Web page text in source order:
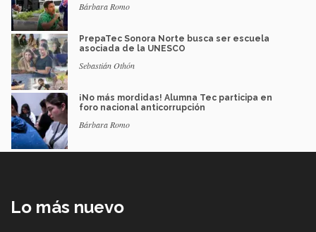
Bárbara Romo
PrepaTec Sonora Norte busca ser escuela
asociada de la UNESCO
Sebastián Othón
¡No más mordidas! Alumna Tec participa en
foro nacional anticorrupción
Bárbara Romo
Lo más nuevo